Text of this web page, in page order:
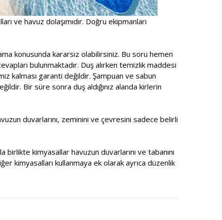
ve havuz dolaşımıdır. Doğru ekipmanları
konusunda kararsız olabilirsiniz. Bu soru hemen
bulunmaktadır. Duş alırken temizlik maddesi
kalması garanti değildir. Şampuan ve sabun
Bir süre sonra duş aldığınız alanda kirlerin
duvarlarını, zeminini ve çevresini sadece belirli
birlikte kimyasallar havuzun duvarlarını ve tabanını
kimyasalları kullanmaya ek olarak ayrıca düzenlik